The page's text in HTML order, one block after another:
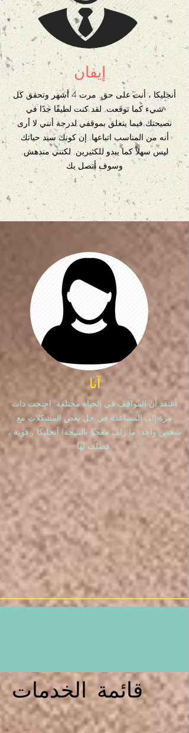
إيفان
أنجليكا ، أنت على حق. مرت 4 أشهر وتحقق كل
شيء كما توقعت. لقد كنت لطيفًا جدًا في
نصيحتك فيما يتعلق بموقفي لدرجة أنني لا أرى
أنه من المناسب اتباعها. إن كونك سيد حياتك
ليس سهلاً كما يبدو للكثيرين. لكنني مندهش.
وسوف أتصل بك
آنا
أعتقد أن المواقف في الحياة مختلفة. احتجت ذات
مرة إلى المساعدة في حل بعض المشكلات مع
شخص واحد. ما زلت معجبًا بالنتيجة! أنجليكا ، قوية ،
فضلت لها.
قائمة الخدمات